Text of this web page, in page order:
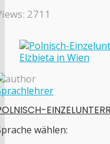
2711
wählen: